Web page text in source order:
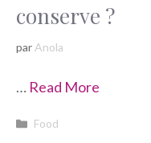
conserve ?
par Anola
… Read More
Catégories
Food